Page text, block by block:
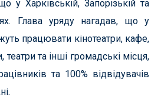
у Харківській, Запорізькій та
Глава уряду нагадав, що у
працювати кінотеатри, кафе,
театри та інші громадські місця,
та 100% відвідувачів